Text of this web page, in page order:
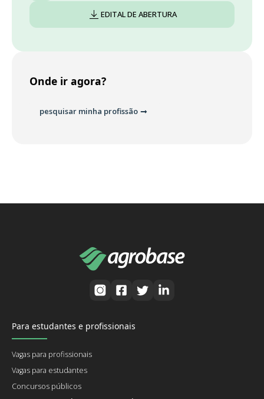
EDITAL DE ABERTURA
Onde ir agora?
pesquisar minha profissão
Para estudantes e profissionais
Vagas para profissionais
Vagas para estudantes
Concursos públicos